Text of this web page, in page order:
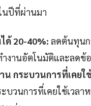
นปีที่ผ่านมา
ด้ 20-40%: ลดต้นทุนก
งานอัตโนมัติและลดข้
น กระบวนการที่เคย
บวนการที่เคยใช้เวล